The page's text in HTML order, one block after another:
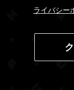
ライバシー